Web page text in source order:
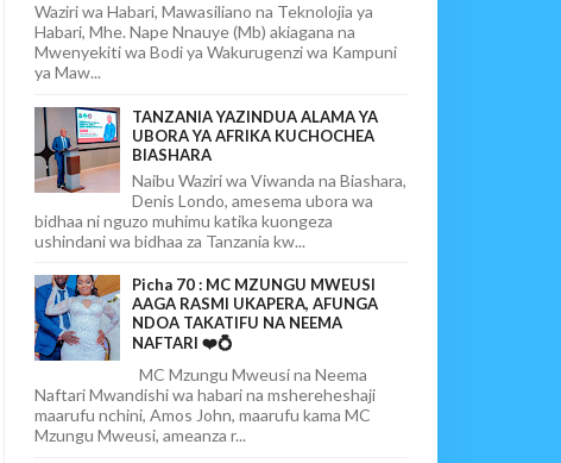
Waziri wa Habari, Mawasiliano na Teknolojia ya
Habari, Mhe. Nape Nnauye (Mb) akiagana na
Mwenyekiti wa Bodi ya Wakurugenzi wa Kampuni
ya Maw...
TANZANIA YAZINDUA ALAMA YA
UBORA YA AFRIKA KUCHOCHEA
BIASHARA
Naibu Waziri wa Viwanda na Biashara,
Denis Londo, amesema ubora wa
bidhaa ni nguzo muhimu katika kuongeza
ushindani wa bidhaa za Tanzania kw...
Picha 70 : MC MZUNGU MWEUSI
AAGA RASMI UKAPERA, AFUNGA
NDOA TAKATIFU NA NEEMA
NAFTARI ❤️💍
MC Mzungu Mweusi na Neema
Naftari Mwandishi wa habari na mshereheshaji
maarufu nchini, Amos John, maarufu kama MC
Mzungu Mweusi, ameanza r...